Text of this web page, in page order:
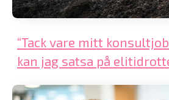
“Tack vare mitt
kan jag satsa på